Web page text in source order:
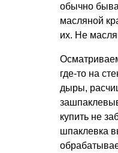
обычно
масляной
их. Не
где-то на
дыры,
купить не
шпаклевка